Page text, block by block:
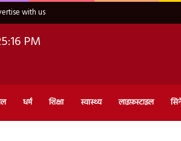
with us
PM
धर्म शिक्षा स्वास्थ्य लाइफ़स्टाइल